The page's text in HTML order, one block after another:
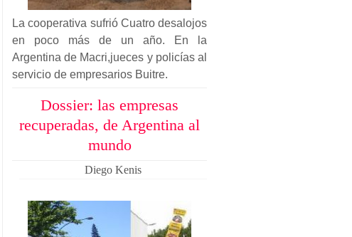
La cooperativa sufrió Cuatro desalojos
en poco más de un año. En la
Argentina de Macri,jueces y policías al
servicio de empresarios Buitre.
Dossier: las empresas
recuperadas, de Argentina al
mundo
Diego Kenis